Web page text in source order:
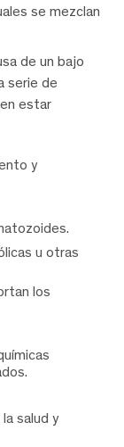
se mezclan
de un bajo
serie de
estar
y
u otras
los
salud y